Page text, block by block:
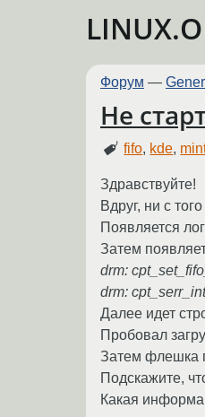
Форум —
Не
fifo, kde,
Здравствуйте!
Вдруг, ни с
Появляется
Затем
drm:
drm:
Далее идет
Пробовал
Затем флешка
Подскажите,
Какая